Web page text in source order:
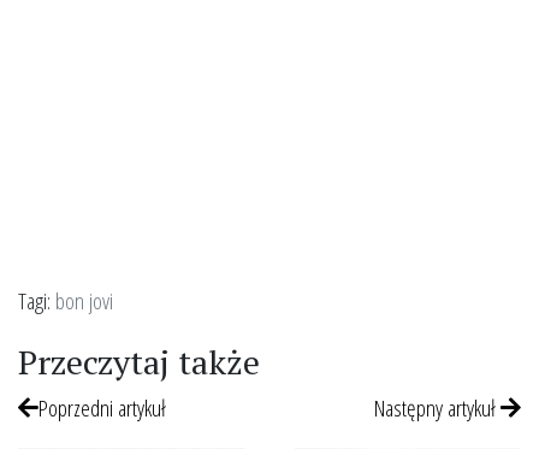
Tagi: bon jovi
Przeczytaj także
Poprzedni artykuł Następny artykuł